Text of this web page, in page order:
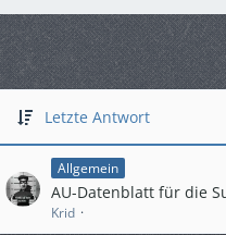
Letzte Antwort
Allgemein
AU-Datenblatt für die
Krid